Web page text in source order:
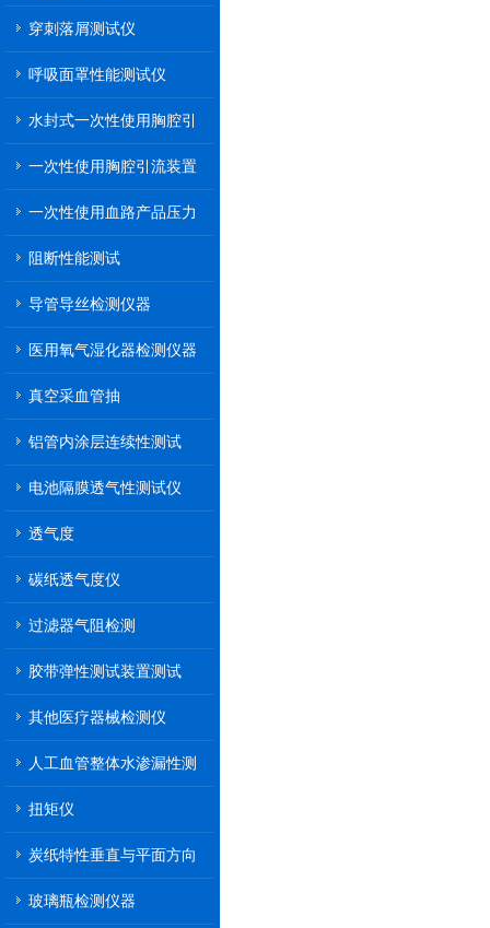
穿刺落屑测试仪
呼吸面罩性能测试仪
水封式一次性使用胸腔引
一次性使用胸腔引流装置
一次性使用血路产品压力
阻断性能测试
导管导丝检测仪器
医用氧气湿化器检测仪器
真空采血管抽
铝管内涂层连续性测试
电池隔膜透气性测试仪
透气度
碳纸透气度仪
过滤器气阻检测
胶带弹性测试装置测试
其他医疗器械检测仪
人工血管整体水渗漏性测
扭矩仪
炭纸特性垂直与平面方向
玻璃瓶检测仪器